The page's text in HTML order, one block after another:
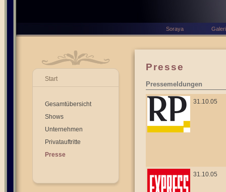
Start
Gesamtübersicht
Shows
Unternehmen
Privatauftritte
Presse
Presse
Pressemeldungen
31.10.05
31.10.05
Soraya